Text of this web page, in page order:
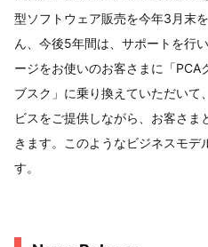
型ソフトウェア販売を今年3月末
ん、今後5年間は、サポートを行
ージをお使いのお客さまに「PCA
ブスク」に乗り換えていただいて
ビスをご提供しながら、お客さ
きます。このようなビジネスモデ
す。